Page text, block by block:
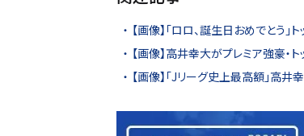
【画像】「ロロ、誕生日おめでとう
【画像】高井幸大がプレミア強豪
【画像】「Jリーグ史上最高額」高